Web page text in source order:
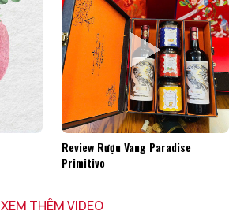
Review Rượu Vang Paradise
Primitivo
XEM THÊM VIDEO